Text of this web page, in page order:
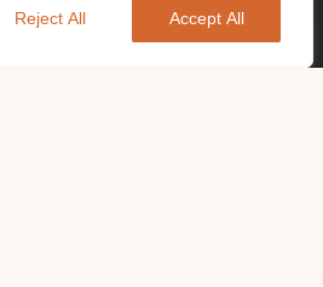
Reject All Accept All